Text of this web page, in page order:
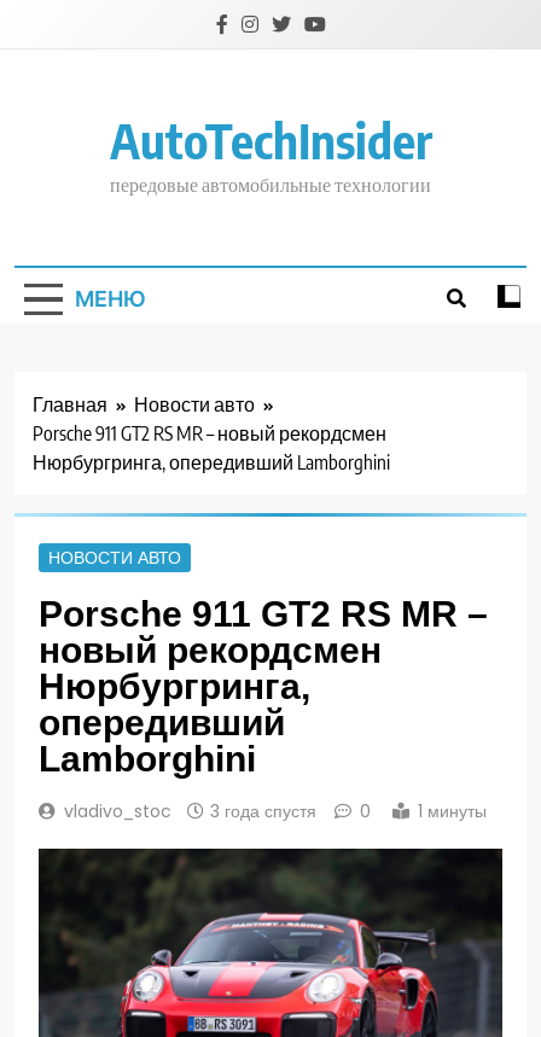
AutoTechInsider
передовые автомобильные технологии
МЕНЮ
Главная
Новости авто
Porsche 911 GT2 RS MR – новый рекордсмен
Нюрбургринга, опередивший Lamborghini
НОВОСТИ АВТО
Porsche 911 GT2 RS MR –
новый рекордсмен
Нюрбургринга,
опередивший
Lamborghini
vladivo_stoc 3 года спустя 0 1 минуты